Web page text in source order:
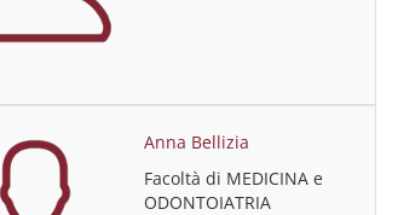
Anna Bellizia
Facoltà di MEDICINA e
ODONTOIATRIA